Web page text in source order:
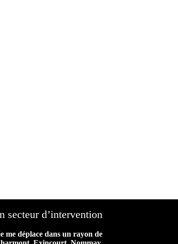
secteur d’intervention
me déplace dans un rayon de